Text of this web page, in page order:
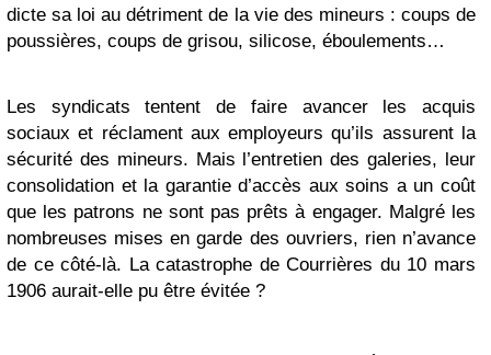
dicte sa loi au détriment de la vie des mineurs : coups de
poussières, coups de grisou, silicose, éboulements…
Les syndicats tentent de faire avancer les acquis
sociaux et réclament aux employeurs qu’ils assurent la
sécurité des mineurs. Mais l’entretien des galeries, leur
consolidation et la garantie d’accès aux soins a un coût
que les patrons ne sont pas prêts à engager. Malgré les
nombreuses mises en garde des ouvriers, rien n’avance
de ce côté-là. La catastrophe de Courrières du 10 mars
1906 aurait-elle pu être évitée ?